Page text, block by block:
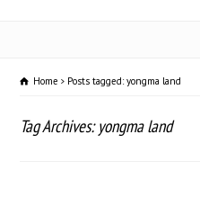
Home Posts tagged: yongma land
Tag Archives: yongma land